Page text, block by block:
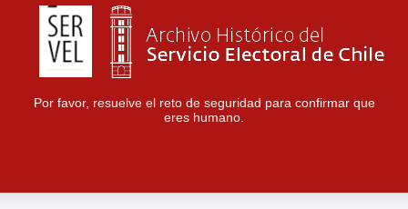
Por favor, resuelve el reto de seguridad para confirmar que
eres humano.